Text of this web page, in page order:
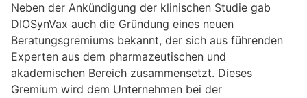
Neben der Ankündigung der klinischen Studie gab
DIOSynVax auch die Gründung eines neuen
Beratungsgremiums bekannt, der sich aus führenden
Experten aus dem pharmazeutischen und
akademischen Bereich zusammensetzt. Dieses
Gremium wird dem Unternehmen bei der